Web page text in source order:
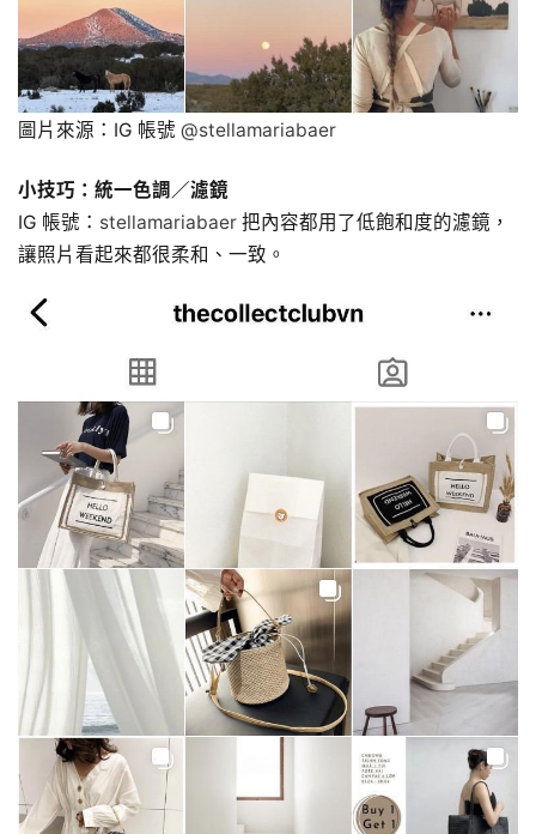
圖片來源：IG 帳號 @stellamariabaer
小技巧：統一色調／濾鏡
IG 帳號： stellamariabaer 把內容都用了低飽和度的濾鏡，
讓照片看起來都很柔和、一致。